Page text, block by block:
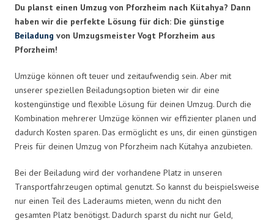
Du planst einen Umzug von Pforzheim nach Kütahya? Dann
haben wir die perfekte Lösung für dich: Die günstige
Beiladung von Umzugsmeister Vogt Pforzheim aus
Pforzheim!
Umzüge können oft teuer und zeitaufwendig sein. Aber mit
unserer speziellen Beiladungsoption bieten wir dir eine
kostengünstige und flexible Lösung für deinen Umzug. Durch die
Kombination mehrerer Umzüge können wir effizienter planen und
dadurch Kosten sparen. Das ermöglicht es uns, dir einen günstigen
Preis für deinen Umzug von Pforzheim nach Kütahya anzubieten.
Bei der Beiladung wird der vorhandene Platz in unseren
Transportfahrzeugen optimal genutzt. So kannst du beispielsweise
nur einen Teil des Laderaums mieten, wenn du nicht den
gesamten Platz benötigst. Dadurch sparst du nicht nur Geld,